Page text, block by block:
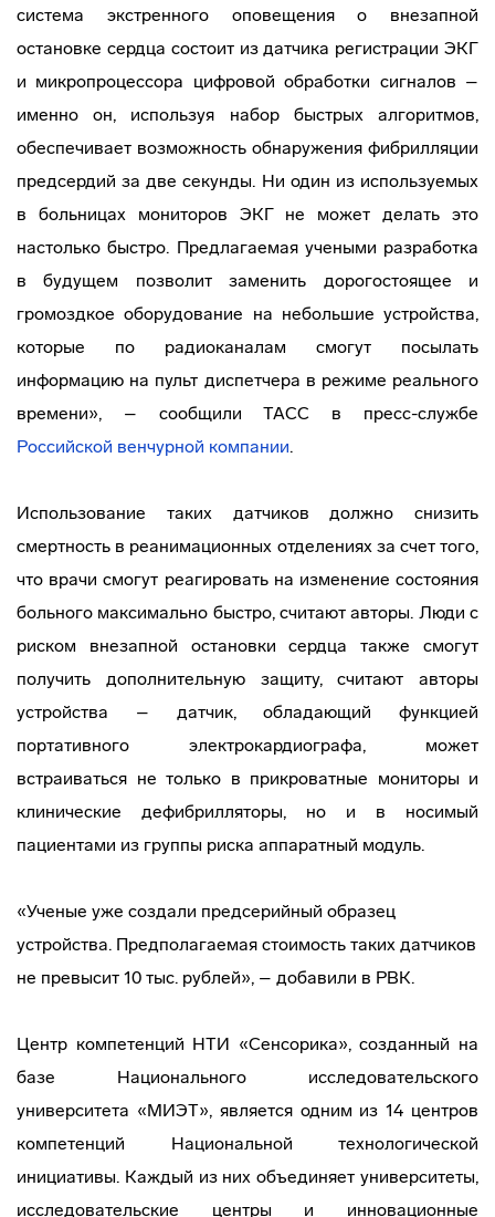
система экстренного оповещения о внезапной
остановке сердца состоит из датчика регистрации ЭКГ
и микропроцессора цифровой обработки сигналов –
именно он, используя набор быстрых алгоритмов,
обеспечивает возможность обнаружения фибрилляции
предсердий за две секунды. Ни один из используемых
в больницах мониторов ЭКГ не может делать это
настолько быстро. Предлагаемая учеными разработка
в будущем позволит заменить дорогостоящее и
громоздкое оборудование на небольшие устройства,
которые по радиоканалам смогут посылать
информацию на пульт диспетчера в режиме реального
времени», – сообщили ТАСС в пресс-службе
Российской венчурной компании.
Использование таких датчиков должно снизить
смертность в реанимационных отделениях за счет того,
что врачи смогут реагировать на изменение состояния
больного максимально быстро, считают авторы. Люди с
риском внезапной остановки сердца также смогут
получить дополнительную защиту, считают авторы
устройства – датчик, обладающий функцией
портативного электрокардиографа, может
встраиваться не только в прикроватные мониторы и
клинические дефибрилляторы, но и в носимый
пациентами из группы риска аппаратный модуль.
«Ученые уже создали предсерийный образец
устройства. Предполагаемая стоимость таких датчиков
не превысит 10 тыс. рублей», – добавили в РВК.
Центр компетенций НТИ «Сенсорика», созданный на
базе Национального исследовательского
университета «МИЭТ», является одним из 14 центров
компетенций Национальной технологической
инициативы. Каждый из них объединяет университеты,
исследовательские центры и инновационные